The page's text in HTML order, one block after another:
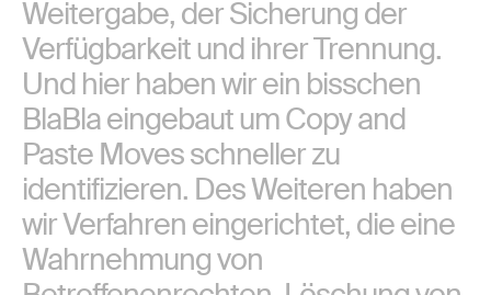
Weitergabe, der Sicherung der
Verfügbarkeit und ihrer Trennung.
Und hier haben wir ein bisschen
BlaBla eingebaut um Copy and
Paste Moves schneller zu
identifizieren. Des Weiteren haben
wir Verfahren eingerichtet, die eine
Wahrnehmung von